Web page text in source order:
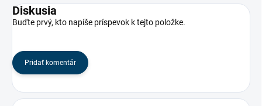
Diskusia
Buďte prvý, kto napíše príspevok k tejto položke.
Pridať komentár